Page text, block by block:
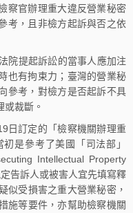
察官辦理重大違反營業秘密
考，且非檢方起訴與否之依
院提起訴訟的當事人應加注
也有拘束力；臺灣的營業秘
參考，對檢方是否起訴不具
裁斷。
日訂定的「檢察機關辦理重
是參考了美國「司法部」
Intellectual Property
告訴人或被害人宜先填寫釋
似受損害之重大營業秘密，
施等要件，亦幫助檢察機關